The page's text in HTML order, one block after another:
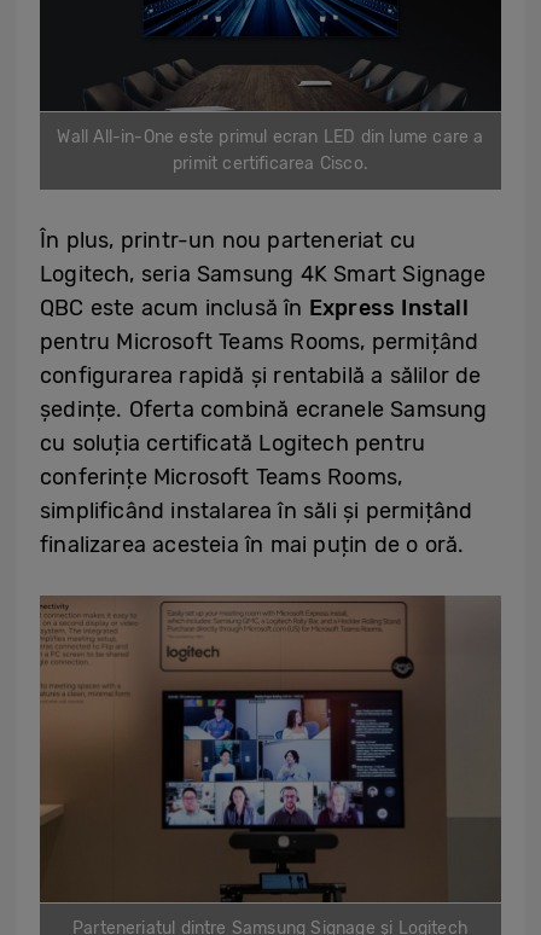
Wall All-in-One este primul ecran LED din lume care a
primit certificarea Cisco.
În plus, printr-un nou parteneriat cu
Logitech, seria Samsung 4K Smart Signage
QBC este acum inclusă în Express Install
pentru Microsoft Teams Rooms, permițând
configurarea rapidă și rentabilă a sălilor de
ședințe. Oferta combină ecranele Samsung
cu soluția certificată Logitech pentru
conferințe Microsoft Teams Rooms,
simplificând instalarea în săli și permițând
finalizarea acesteia în mai puțin de o oră.
Parteneriatul dintre Samsung Signage și Logitech